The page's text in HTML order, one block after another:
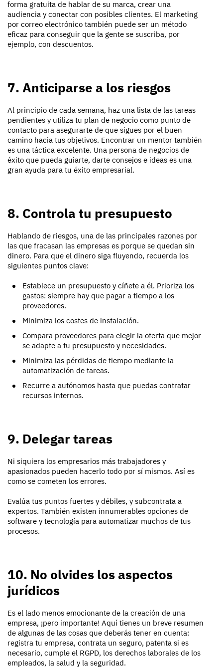
forma gratuita de hablar de su marca, crear una
audiencia y conectar con posibles clientes. El marketing
por correo electrónico también puede ser un método
eficaz para conseguir que la gente se suscriba, por
ejemplo, con descuentos.
7. Anticiparse a los riesgos
Al principio de cada semana, haz una lista de las tareas
pendientes y utiliza tu plan de negocio como punto de
contacto para asegurarte de que sigues por el buen
camino hacia tus objetivos. Encontrar un mentor también
es una táctica excelente. Una persona de negocios de
éxito que pueda guiarte, darte consejos e ideas es una
gran ayuda para tu éxito empresarial.
8. Controla tu presupuesto
Hablando de riesgos, una de las principales razones por
las que fracasan las empresas es porque se quedan sin
dinero. Para que el dinero siga fluyendo, recuerda los
siguientes puntos clave:
Establece un presupuesto y cíñete a él. Prioriza los
gastos: siempre hay que pagar a tiempo a los
proveedores.
Minimiza los costes de instalación.
Compara proveedores para elegir la oferta que mejor
se adapte a tu presupuesto y necesidades.
Minimiza las pérdidas de tiempo mediante la
automatización de tareas.
Recurre a autónomos hasta que puedas contratar
recursos internos.
9. Delegar tareas
Ni siquiera los empresarios más trabajadores y
apasionados pueden hacerlo todo por sí mismos. Así es
como se cometen los errores.
Evalúa tus puntos fuertes y débiles, y subcontrata a
expertos. También existen innumerables opciones de
software y tecnología para automatizar muchos de tus
procesos.
10. No olvides los aspectos
jurídicos
Es el lado menos emocionante de la creación de una
empresa, ¡pero importante! Aquí tienes un breve resumen
de algunas de las cosas que deberás tener en cuenta:
registra tu empresa, contrata un seguro, patenta si es
necesario, cumple el RGPD, los derechos laborales de los
empleados, la salud y la seguridad.